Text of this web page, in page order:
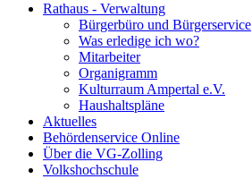
Rathaus - Verwaltung
Bürgerbüro und Bürgerservice
Was erledige ich wo?
Mitarbeiter
Organigramm
Kulturraum Ampertal e.V.
Haushaltspläne
Aktuelles
Behördenservice Online
Über die VG-Zolling
Volkshochschule